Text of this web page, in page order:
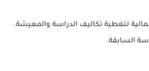
لتغطية تكاليف الدراسة والمعيشة.
السابقة.